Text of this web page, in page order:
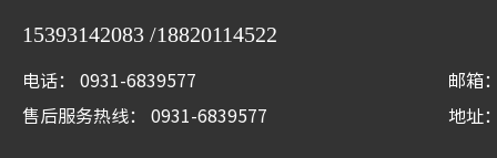
15393142083 /18820114522
电话： 0931-6839577
邮箱
售后服务热线： 0931-6839577 地址